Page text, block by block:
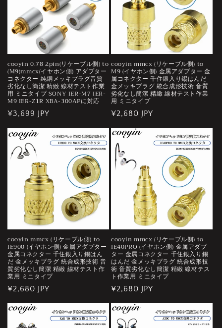
cooyin 0.78 2pin(リケーブル側) to
(M9)mmcx(イヤホン側) アダプター
コネクター 純銅メッキプラグ音質
劣化なし簡潔 精緻 線材テスト作業
用 ミニタイプ SONY IER-M7 IER-
M9 IER-Z1R XBA-300APに対応
通
価
格
¥3,699 JPY
cooyin mmcx (リケーブル側) to
M9 (イヤホン側) 金属アダプター 金
属コネクター 千住銀入り錫はんだ
金メッキプラグ 統合成形技術 音質
劣化なし簡潔 精緻 線材テスト作業
用 ミニタイプ
通
価
格
¥2,680 JPY
cooyin mmcx (リケーブル側) to
IE900 (イヤホン側) 金属アダプター
金属コネクター 千住銀入り錫はん
だ 金メッキプラグ 統合成形技術 音
質劣化なし簡潔 精緻 線材テスト作
業用 ミニタイプ
通
価
¥2,680 JPY
cooyin mmcx (リケーブル側) to
IE40PRO (イヤホン側) 金属アダプ
ター 金属コネクター 千住銀入り錫
はんだ 金メッキプラグ 統合成形技
術 音質劣化なし簡潔 精緻 線材テス
ト作業用 ミニタイプ
通
価
格
¥2,680 JPY